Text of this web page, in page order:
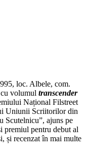
loc. Albele, com.
volumul transcender
Național Filstreet
Uniunii Scriitorilor din
Scutelnicu”, ajuns pe
premiul pentru debut al
și recenzat în mai multe